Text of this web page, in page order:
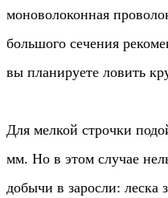
моноволоконная
большого сечения
вы планируете ловить
Для мелкой строчки
мм. Но в этом случае
добычи в заросли: леска